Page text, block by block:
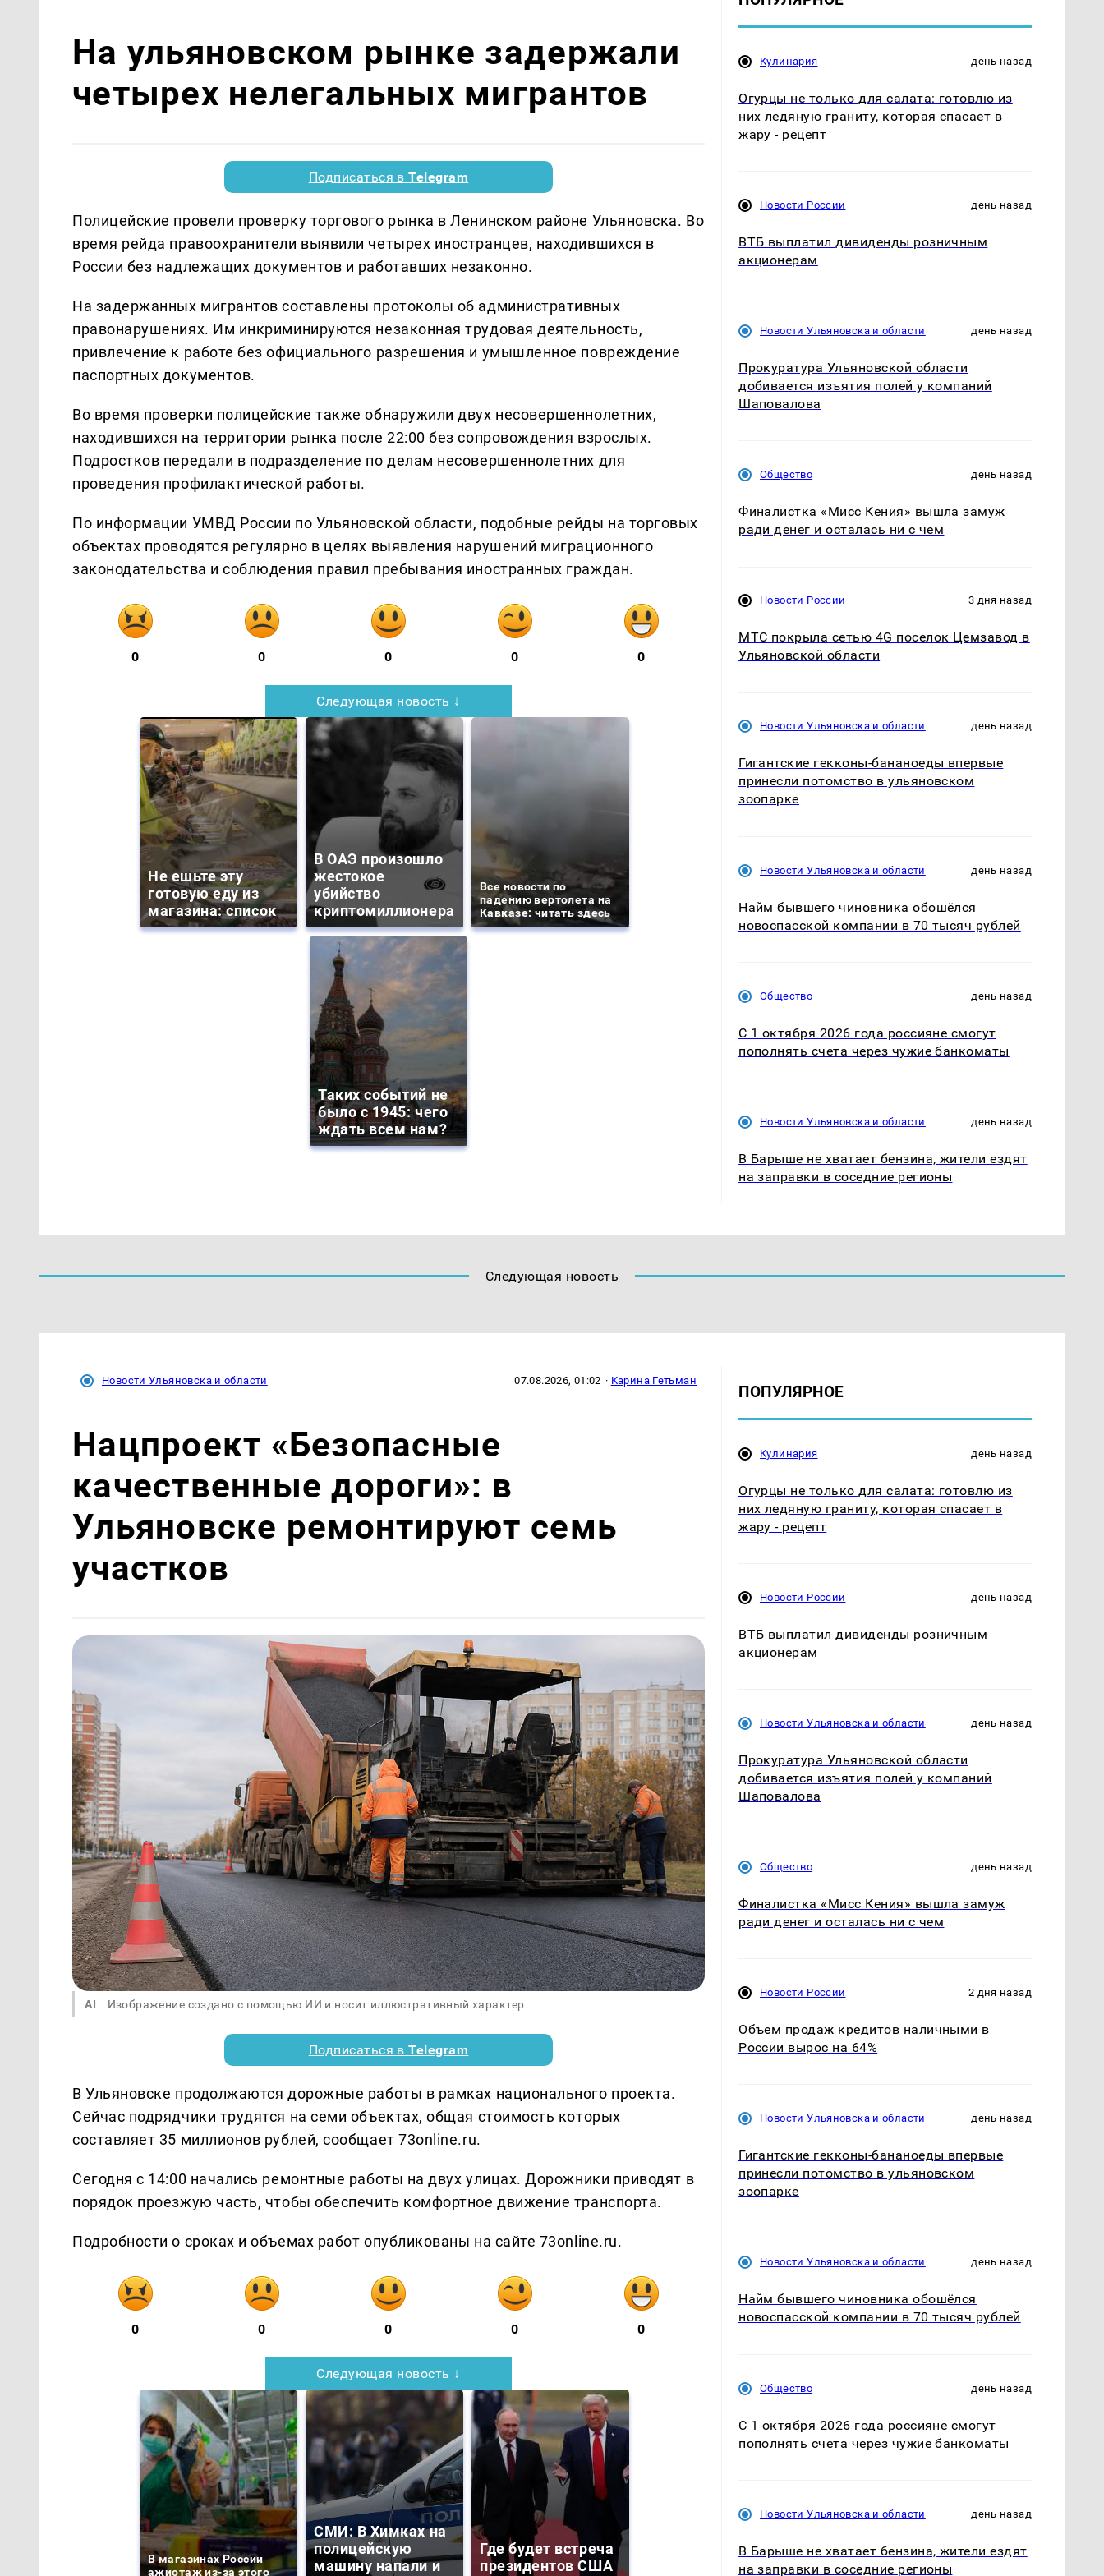
На ульяновском рынке задержали
четырех нелегальных мигрантов
Подписаться вTelegram
Полицейские провели проверку торгового рынка в Ленинском районе Ульяновска. Во
время рейда правоохранители выявили четырех иностранцев, находившихся в
России без надлежащих документов и работавших незаконно.
На задержанных мигрантов составлены протоколы об административных
правонарушениях. Им инкриминируются незаконная трудовая деятельность,
привлечение к работе без официального разрешения и умышленное повреждение
паспортных документов.
Во время проверки полицейские также обнаружили двух несовершеннолетних,
находившихся на территории рынка после 22:00 без сопровождения взрослых.
Подростков передали в подразделение по делам несовершеннолетних для
проведения профилактической работы.
По информации УМВД России по Ульяновской области, подобные рейды на торговых
объектах проводятся регулярно в целях выявления нарушений миграционного
законодательства и соблюдения правил пребывания иностранных граждан.
0 0 0 0 0
Следующая новость ↓
Не ешьте эту
готовую еду из
магазина: список
В ОАЭ произошло
жестокое
убийство
криптомиллионера
Все новости по
падению вертолета на
Кавказе: читать здесь
Таких событий не
было с 1945: чего
ждать всем нам?
Кулинария день назад
Огурцы не только для салата: готовлю из
них ледяную граниту, которая спасает в
жару - рецепт
Новости России день назад
ВТБ выплатил дивиденды розничным
акционерам
Новости Ульяновска и области день назад
Прокуратура Ульяновской области
добивается изъятия полей у компаний
Шаповалова
Общество день назад
Финалистка «Мисс Кения» вышла замуж
ради денег и осталась ни с чем
Новости России 3 дня назад
МТС покрыла сетью 4G поселок Цемзавод в
Ульяновской области
Новости Ульяновска и области день назад
Гигантские гекконы-бананоеды впервые
принесли потомство в ульяновском
зоопарке
Новости Ульяновска и области день назад
Найм бывшего чиновника обошёлся
новоспасской компании в 70 тысяч рублей
Общество день назад
С 1 октября 2026 года россияне смогут
пополнять счета через чужие банкоматы
Новости Ульяновска и области день назад
В Барыше не хватает бензина, жители ездят
на заправки в соседние регионы
Следующая новость
Новости Ульяновска и области 07.08.2026, 01:02 · Карина Гетьман
Нацпроект «Безопасные
качественные дороги»: в
Ульяновске ремонтируют семь
участков
AI Изображение создано с помощью ИИ и носит иллюстративный характер
Подписаться вTelegram
В Ульяновске продолжаются дорожные работы в рамках национального проекта.
Сейчас подрядчики трудятся на семи объектах, общая стоимость которых
составляет 35 миллионов рублей, сообщает 73online.ru.
Сегодня с 14:00 начались ремонтные работы на двух улицах. Дорожники приводят в
порядок проезжую часть, чтобы обеспечить комфортное движение транспорта.
Подробности о сроках и объемах работ опубликованы на сайте 73online.ru.
0 0 0 0 0
Следующая новость ↓
В магазинах России
ажиотаж из-за этого
СМИ: В Химках на
полицейскую
машину напали и
Где будет встреча
президентов США
ПОПУЛЯРНОЕ
Кулинария день назад
Огурцы не только для салата: готовлю из
них ледяную граниту, которая спасает в
жару - рецепт
Новости России день назад
ВТБ выплатил дивиденды розничным
акционерам
Новости Ульяновска и области день назад
Прокуратура Ульяновской области
добивается изъятия полей у компаний
Шаповалова
Общество день назад
Финалистка «Мисс Кения» вышла замуж
ради денег и осталась ни с чем
Новости России 2 дня назад
Объем продаж кредитов наличными в
России вырос на 64%
Новости Ульяновска и области день назад
Гигантские гекконы-бананоеды впервые
принесли потомство в ульяновском
зоопарке
Новости Ульяновска и области день назад
Найм бывшего чиновника обошёлся
новоспасской компании в 70 тысяч рублей
Общество день назад
С 1 октября 2026 года россияне смогут
пополнять счета через чужие банкоматы
Новости Ульяновска и области день назад
В Барыше не хватает бензина, жители ездят
на заправки в соседние регионы